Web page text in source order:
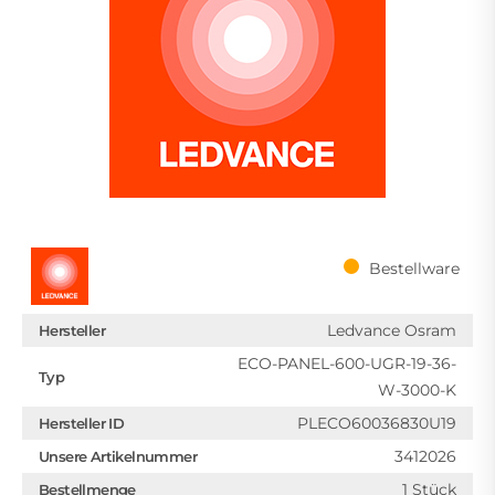
Bestellware
Hersteller Ledvance Osram
Typ
ECO-PANEL-600-UGR-19-36-
W-3000-K
Hersteller ID PLECO60036830U19
Unsere Artikelnummer 3412026
Bestellmenge 1 Stück